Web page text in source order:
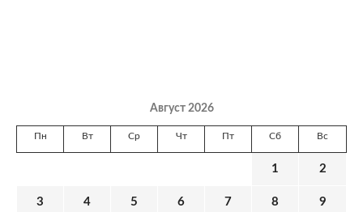
Август 2026
Пн Вт Ср Чт Пт Сб Вс
1 2
3 4 5 6 7 8 9